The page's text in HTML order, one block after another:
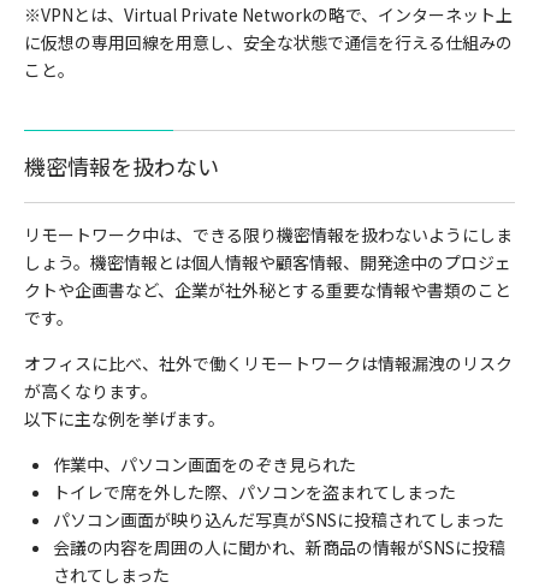
※VPNとは、Virtual Private Networkの略で、インターネット上
に仮想の専用回線を用意し、安全な状態で通信を行える仕組みの
こと。
機密情報を扱わない
リモートワーク中は、できる限り機密情報を扱わないようにしま
しょう。機密情報とは個人情報や顧客情報、開発途中のプロジェ
クトや企画書など、企業が社外秘とする重要な情報や書類のこと
です。
オフィスに比べ、社外で働くリモートワークは情報漏洩のリスク
が高くなります。
以下に主な例を挙げます。
作業中、パソコン画面をのぞき見られた
トイレで席を外した際、パソコンを盗まれてしまった
パソコン画面が映り込んだ写真がSNSに投稿されてしまった
会議の内容を周囲の人に聞かれ、新商品の情報がSNSに投稿
されてしまった